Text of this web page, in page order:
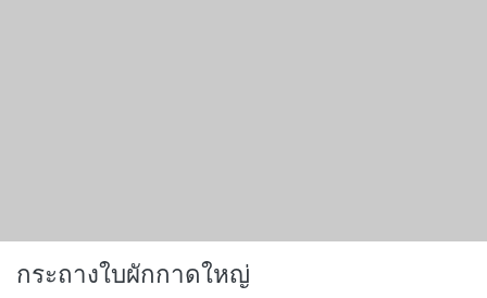
กระถางใบผักกาดใหญ่